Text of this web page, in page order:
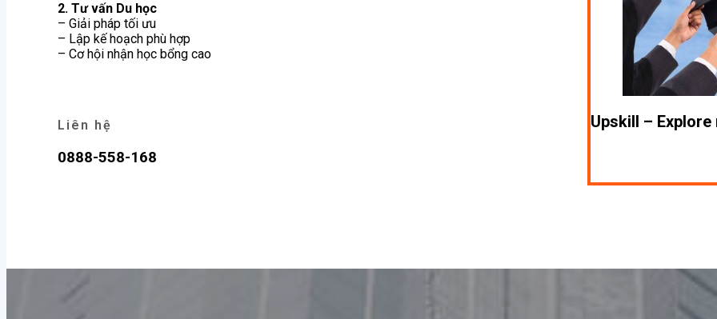
Khóa học Business
Khóa học STEM
Sách hay
2. Tư vấn Du học
– Giải pháp tối ưu
– Lập kế hoạch phù hợp
– Cơ hội nhận học bổng cao
Liên hệ​
0888-558-168
Upskill –